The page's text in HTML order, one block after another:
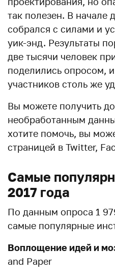
так полезен. В начале
собрался с силами и
уик-энд. Результаты
две тысячи человек
поделились опросом,
участников столь же
Вы можете получить
необработанным
хотите помочь, вы
страницей в Twitter,
Самые
2017 года
По данным опроса 1
самые популярные
Воплощение идей и
and Paper